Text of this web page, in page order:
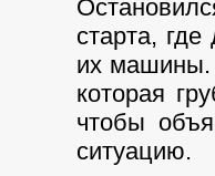
старта,
их машины.
которая
чтобы
ситуацию.